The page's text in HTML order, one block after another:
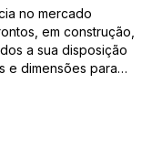
no mercado
em construção,
a sua disposição
e dimensões para
terrenos, salas